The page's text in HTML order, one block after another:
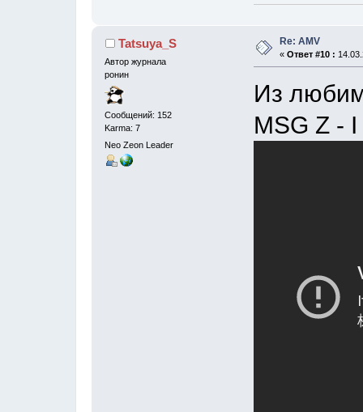
Tatsuya_S
Автор журнала
ронин
Сообщений: 152
Karma: 7
Neo Zeon Leader
Re: AMV
« Ответ #10 :
Из
MSG Z -